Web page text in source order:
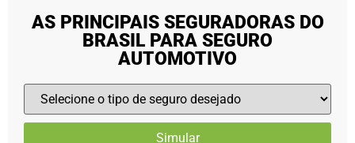
AS PRINCIPAIS SEGURADORAS DO
BRASIL PARA SEGURO
AUTOMOTIVO